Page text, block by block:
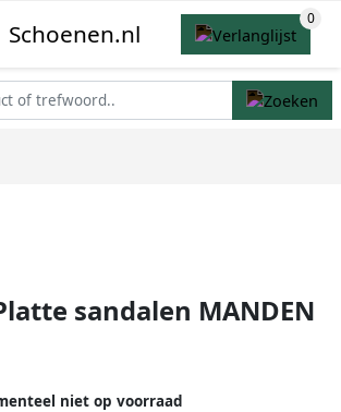
Schoenen.nl
sandalen MANDEN
niet op voorraad